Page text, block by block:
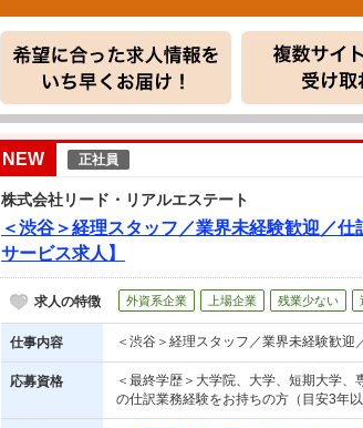
NEW 正社員
株式会社リード・リアルエステート
＜渋谷＞経理スタッフ／業界未経験歓迎／
サービス求人】
求人の特徴 外資系企業 上場企業 残業少ない
仕事内容 ＜渋谷＞経理スタッフ／業界未経験歓
応募資格
＜最終学歴＞大学院、大学、短期大学
の仕訳業務経験をお持ちの方（目安3年